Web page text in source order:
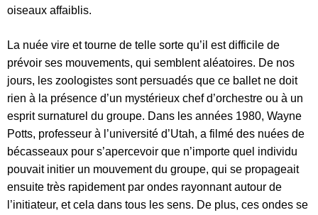
oiseaux affaiblis.
La nuée vire et tourne de telle sorte qu’il est difficile de
prévoir ses mouvements, qui semblent aléatoires. De nos
jours, les zoologistes sont persuadés que ce ballet ne doit
rien à la présence d’un mystérieux chef d’orchestre ou à un
esprit surnaturel du groupe. Dans les années 1980, Wayne
Potts, professeur à l’université d’Utah, a filmé des nuées de
bécasseaux pour s’apercevoir que n’importe quel individu
pouvait initier un mouvement du groupe, qui se propageait
ensuite très rapidement par ondes rayonnant autour de
l’initiateur, et cela dans tous les sens. De plus, ces ondes se